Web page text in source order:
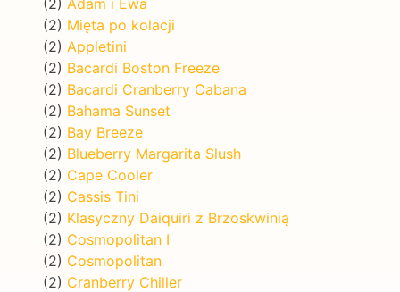
(2) Mięta po kolacji
(2) Appletini
(2) Bacardi Boston Freeze
(2) Bacardi Cranberry Cabana
(2) Bahama Sunset
(2) Bay Breeze
(2) Blueberry Margarita Slush
(2) Cape Cooler
(2) Cassis Tini
(2) Klasyczny Daiquiri z Brzoskwinią
(2) Cosmopolitan I
(2) Cosmopolitan
(2) Cranberry Chiller